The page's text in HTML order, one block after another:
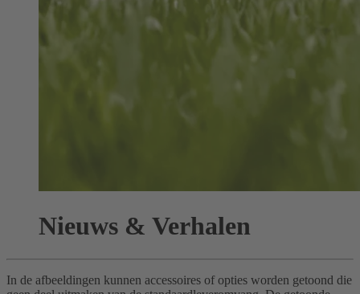
Nieuws & Verhalen
In de afbeeldingen kunnen accessoires of opties worden getoond die